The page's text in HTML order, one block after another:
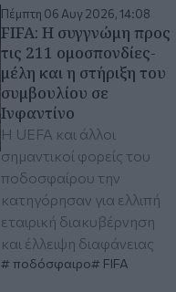
Πέμπτη 06 Αυγ 2026, 14:08
FIFA: Η συγγνώμη προς
τις 211 ομοσπονδίες-
μέλη και η στήριξη του
συμβουλίου σε
Ινφαντίνο
Η UEFA και άλλοι
σημαντικοί φορείς του
ποδοσφαίρου την
κατηγόρησαν για ελλιπή
εταιρική διακυβέρνηση
και έλλειψη διαφάνειας
ποδόσφαιρο FIFA